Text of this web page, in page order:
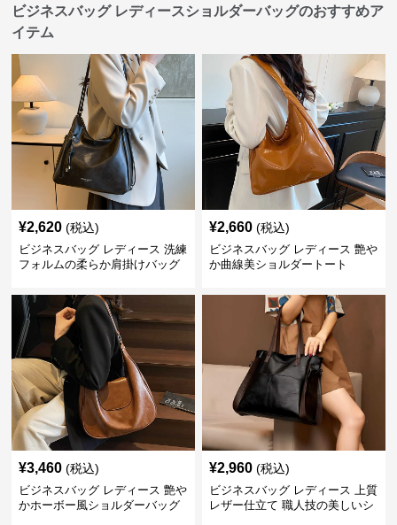
ビジネスバッグ レディースショルダーバッグのおすすめア
イテム
¥2,620 (税込)
ビジネスバッグ レディース 洗練
フォルムの柔らか肩掛けバッグ
¥2,660 (税込)
ビジネスバッグ レディース 艶や
か曲線美ショルダートート
¥3,460 (税込)
ビジネスバッグ レディース 艶や
かホーボー風ショルダーバッグ
¥2,960 (税込)
ビジネスバッグ レディース 上質
レザー仕立て 職人技の美しいシ